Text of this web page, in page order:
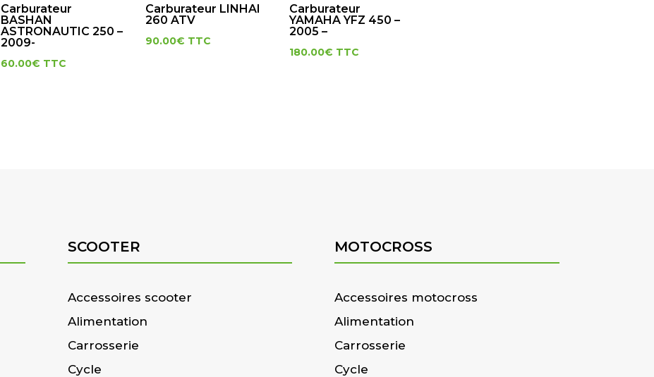
Carburateur
BASHAN
ASTRONAUTIC 250 –
2009-
60.00€ TTC
Carburateur LINHAI
260 ATV
90.00€ TTC
Carburateur
YAMAHA YFZ 450 –
2005 –
180.00€ TTC
SCOOTER
Accessoires scooter
Alimentation
Carrosserie
Cycle
MOTOCROSS
Accessoires motocross
Alimentation
Carrosserie
Cycle